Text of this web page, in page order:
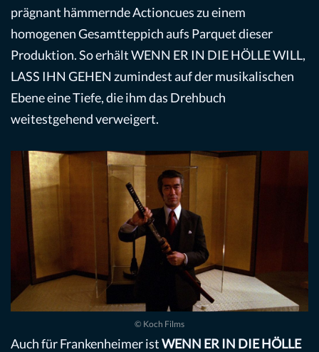
prägnant hämmernde Actioncues zu einem
homogenen Gesamtteppich aufs Parquet dieser
Produktion. So erhält WENN ER IN DIE HÖLLE WILL,
LASS IHN GEHEN zumindest auf der musikalischen
Ebene eine Tiefe, die ihm das Drehbuch
weitestgehend verweigert.
© Koch Films
Auch für Frankenheimer istWENN ER IN DIE HÖLLE